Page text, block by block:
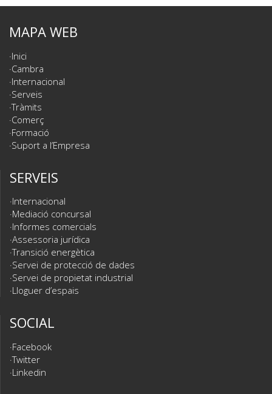
MAPA WEB
Inici
Cambra
Internacional
Serveis
Tràmits
Comerç
Formació
Suport a l’Empresa
SERVEIS
Internacional
Mediació concursal
Informes comercials
Assessoria jurídica
Transició energètica
Servei de protecció de dades
Servei de propietat industrial
Lloguer d’espais
SOCIAL
Facebook
Twitter
Linkedin